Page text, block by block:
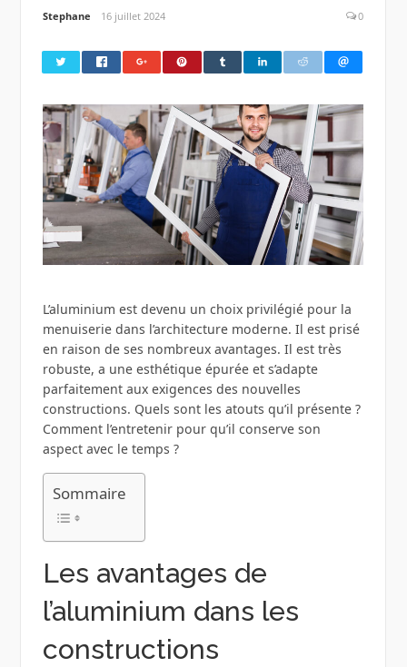
Stephane 16 juillet 2024 0
L’aluminium est devenu un choix privilégié pour la
menuiserie dans l’architecture moderne. Il est prisé
en raison de ses nombreux avantages. Il est très
robuste, a une esthétique épurée et s’adapte
parfaitement aux exigences des nouvelles
constructions. Quels sont les atouts qu’il présente ?
Comment l’entretenir pour qu’il conserve son
aspect avec le temps ?
Sommaire
Les avantages de
l’aluminium dans les
constructions